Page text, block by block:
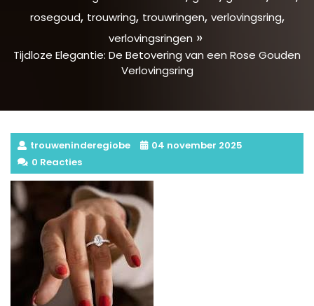
rosegoud, trouwring, trouwringen, verlovingsring,
verlovingsringen »
Tijdloze Elegantie: De Betovering van een Rose Gouden
Verlovingsring
trouweninderegiobe
04 november 2025
0 Reacties